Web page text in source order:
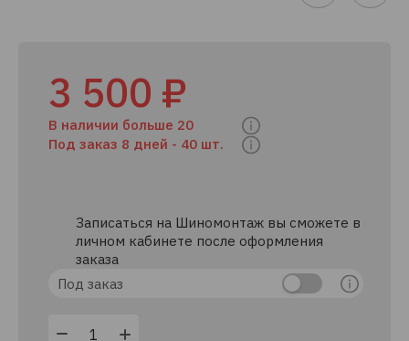
3 500 ₽
В наличии больше 20
Под заказ 8 дней - 40 шт.
Записаться на Шиномонтаж вы сможете в
личном кабинете после оформления
заказа
Под заказ